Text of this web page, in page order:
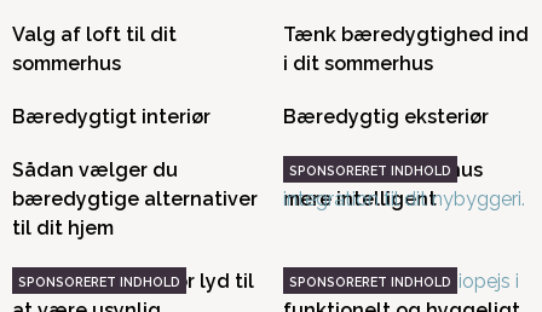
Valg af loft til dit
sommerhus
Tænk bæredygtighed ind
i dit sommerhus
Bæredygtigt interiør Bæredygtig eksteriør
Sådan vælger du
bæredygtige alternativer
til dit hjem
Sådan gør du dit hus
mere intelligent
Sådan får man stor lyd til
Gør dit nybyggeri